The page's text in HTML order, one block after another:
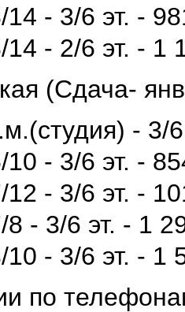
14 - 3/6 эт. -
14 - 2/6 эт. - 1
(Сдача-
- 3/
10 - 3/6 эт. -
12 - 3/6 эт. -
8 - 3/6 эт. - 1
10 - 3/6 эт. - 1
по